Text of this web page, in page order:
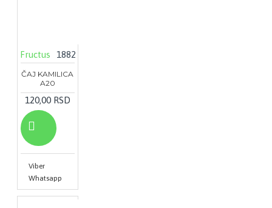
Fructus 1882
ČAJ KAMILICA
A20
120,00 RSD
Viber
Whatsapp